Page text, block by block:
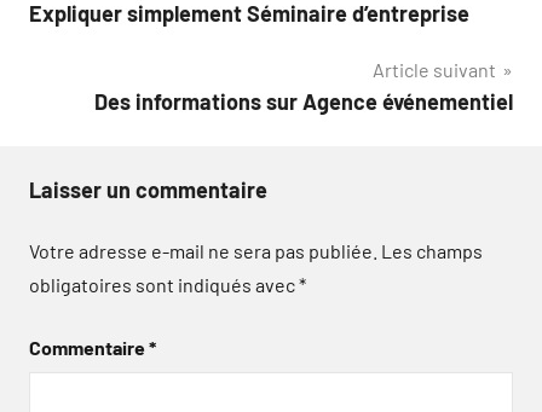
de
Expliquer simplement Séminaire d’entreprise
Article suivant
Des informations sur Agence événementiel
Laisser un commentaire
Votre adresse e-mail ne sera pas publiée. Les champs
obligatoires sont indiqués avec*
Commentaire*